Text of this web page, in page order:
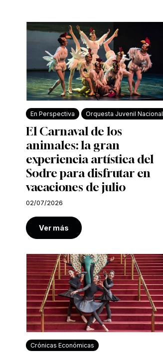
En Perspectiva Orquesta Juvenil Nacional
El Carnaval de los
animales: la gran
experiencia artística del
Sodre para disfrutar en
vacaciones de julio
02/07/2026
Ver más
Crónicas Económicas